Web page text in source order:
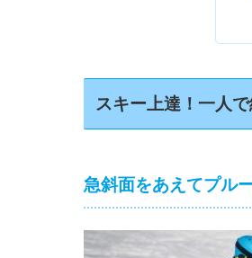
スキー上達！一人
急斜面をあえてプル